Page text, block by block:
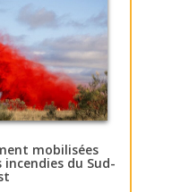
mobilisées
du Sud-